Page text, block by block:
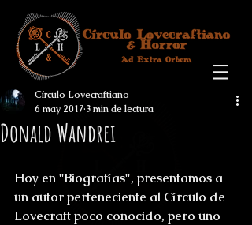
Donald Wandrei
Círculo Lovecraftiano
6 may 2017 3 min de lectura
Hoy en "Biografías", presentamos a
un autor perteneciente al Círculo de
Lovecraft poco conocido, pero uno